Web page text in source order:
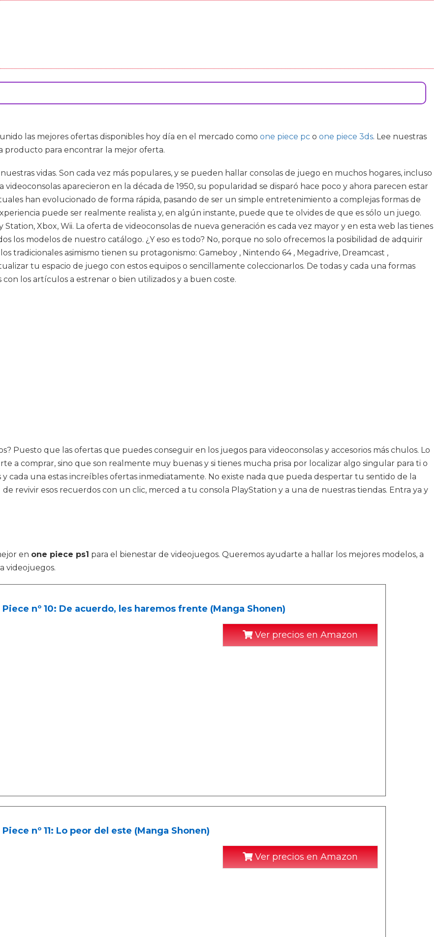
las mejores ofertas disponibles hoy día en el mercado como one piece pc o one piece 3ds. Lee nuestras
producto para encontrar la mejor oferta.
vidas. Son cada vez más populares, y se pueden hallar consolas de juego en muchos hogares, incluso
aparecieron en la década de 1950, su popularidad se disparó hace poco y ahora parecen estar
han evolucionado de forma rápida, pasando de ser un simple entretenimiento a complejas formas de
puede ser realmente realista y, en algún instante, puede que te olvides de que es sólo un juego.
Xbox, Wii. La oferta de videoconsolas de nueva generación es cada vez mayor y en esta web las tienes
los modelos de nuestro catálogo. ¿Y eso es todo? No, porque no solo ofrecemos la posibilidad de adquirir
tradicionales asimismo tienen su protagonismo: Gameboy , Nintendo 64 , Megadrive, Dreamcast ,
tu espacio de juego con estos equipos o sencillamente coleccionarlos. De todas y cada una formas
los artículos a estrenar o bien utilizados y a buen coste.
Puesto que las ofertas que puedes conseguir en los juegos para videoconsolas y accesorios más chulos. Lo
a comprar, sino que son realmente muy buenas y si tienes mucha prisa por localizar algo singular para ti o
cada una estas increíbles ofertas inmediatamente. No existe nada que pueda despertar tu sentido de la
revivir esos recuerdos con un clic, merced a tu consola PlayStation y a una de nuestras tiendas. Entra ya y
en one piece ps1 para el bienestar de videojuegos. Queremos ayudarte a hallar los mejores modelos, a
videojuegos.
Piece nº 10: De acuerdo, les haremos frente (Manga Shonen)
Ver precios en Amazon
nº 11: Lo peor del este (Manga Shonen)
Ver precios en Amazon